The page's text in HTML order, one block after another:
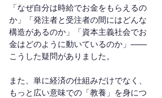
「なぜ自分は時給でお金をもらえるの
か」「発注者と受注者の間にはどんな
構造があるのか」「資本主義社会でお
金はどのように動いているのか」——
こうした疑問がありました。
また、単に経済の仕組みだけでなく、
もっと広い意味での「教養」を身につ